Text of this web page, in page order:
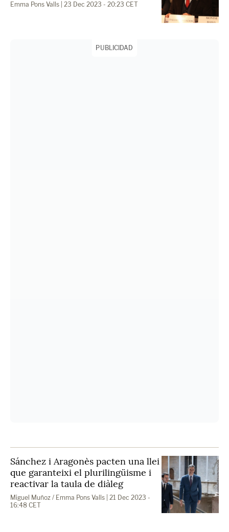
Emma Pons Valls | 23 Dec 2023 - 20:23 CET
PUBLICIDAD
Sánchez i Aragonès pacten una llei
que garanteixi el plurilingüisme i
reactivar la taula de diàleg
Miguel Muñoz / Emma Pons Valls | 21 Dec 2023 -
16:48 CET